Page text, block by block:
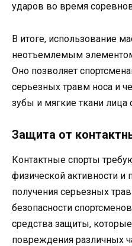
ударов во время
В итоге, использование
неотъемлемым элементом
Оно позволяет
серьезных травм носа и
зубы и мягкие ткани лица
Защита от
Контактные спорты
физической активности и
получения серьезных
безопасности
средства защиты,
повреждения различных